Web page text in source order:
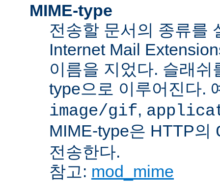
MIME-type
전송할 문서의 종류를
Internet Mail
이름을 지었다. 슬래
type으로 이루어진다.
image/gif,
MIME-type은 HTTP의
전송한다.
참고: mod_mime